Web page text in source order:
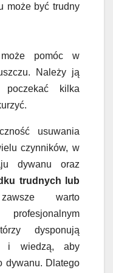
może być trudny
pomóc w
Należy ją
kilka
usuwania
czynników, w
dywanu oraz
trudnych lub
warto
dysponują
i wiedzą, aby
dywanu. Dlatego